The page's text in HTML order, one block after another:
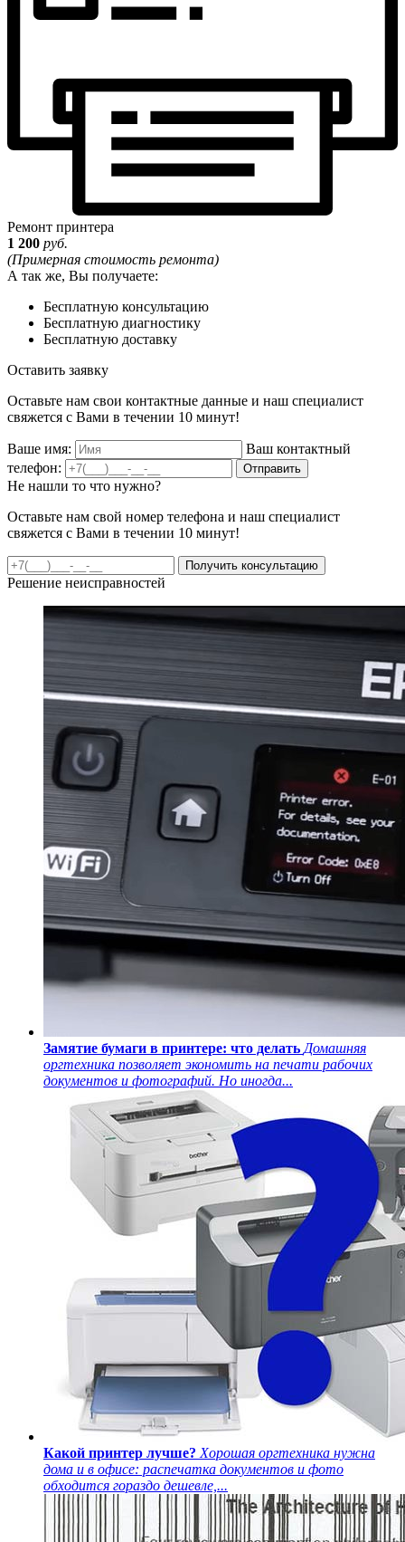
Ремонт принтера
1 200 руб.
(Примерная стоимость ремонта)
А так же, Вы получаете:
Бесплатную консультацию
Бесплатную диагностику
Бесплатную доставку
Оставить заявку
Оставьте нам свои контактные данные и наш специалист
свяжется с Вами в течении 10 минут!
Ваше имя:
Ваш контактный
телефон:
Отправить
Не нашли то что нужно?
Оставьте нам свой номер телефона и наш специалист
свяжется с Вами в течении 10 минут!
Получить консультацию
Решение неисправностей
Замятие бумаги в принтере: что делать Домашняя
оргтехника позволяет экономить на печати рабочих
документов и фотографий. Но иногда...
Какой принтер лучше? Хорошая оргтехника нужна
дома и в офисе: распечатка документов и фото
обходится гораздо дешевле,...